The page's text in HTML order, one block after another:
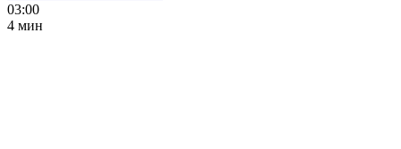
03:00
4 мин